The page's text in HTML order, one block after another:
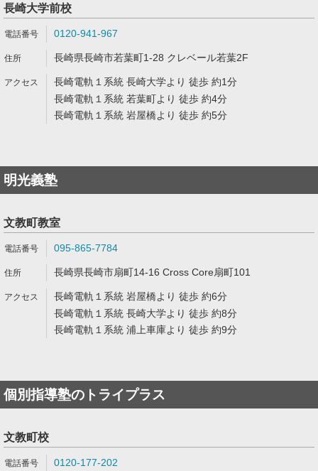
長崎大学前校
0120-941-967
長崎県長崎市若葉町1-28 クレベール若葉2F
長崎電軌１系統 長崎大学より 徒歩 約1分
長崎電軌１系統 若葉町より 徒歩 約4分
長崎電軌１系統 岩屋橋より 徒歩 約5分
明光義塾
文教町教室
095-865-7784
長崎県長崎市扇町14-16 Cross Core扇町101
長崎電軌１系統 岩屋橋より 徒歩 約6分
長崎電軌１系統 長崎大学より 徒歩 約8分
長崎電軌１系統 浦上車庫より 徒歩 約9分
個別指導塾のトライプラス
文教町校
0120-177-202